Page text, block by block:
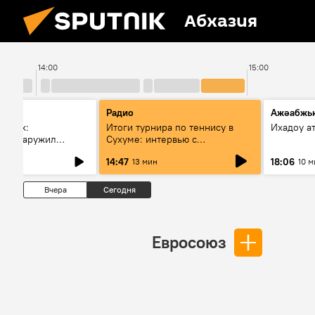
Абхазия
14:00 15:00
обнаружил
Радио
Итоги турнира по теннису в
Сухуме: интервью с
14:47 13 мин
Ихадоу
18:06 10
Вчера Сегодня
Евросоюз